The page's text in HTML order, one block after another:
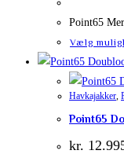
Point65
Vælg
Havkajakker
Point65
kr.